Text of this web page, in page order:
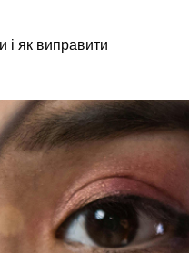
і як виправити